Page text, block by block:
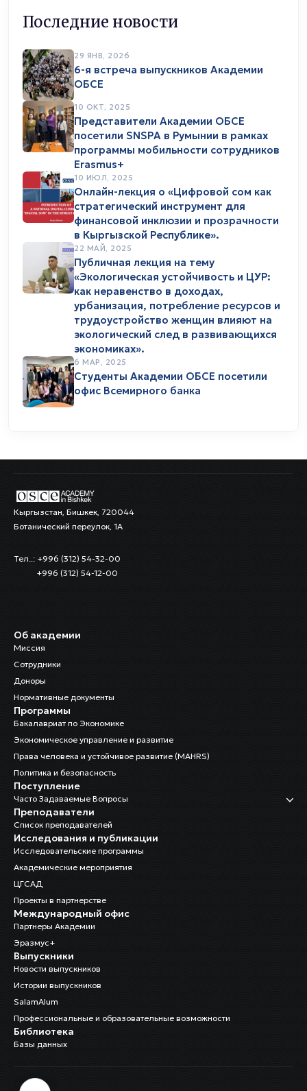
Последние новости
29 ЯНВ, 2026
6-я встреча выпускников Академии
ОБСЕ
10 ОКТ, 2025
Представители Академии ОБСЕ
посетили SNSPA в Румынии в рамках
программы мобильности сотрудников
Erasmus+
10 ИЮЛ, 2025
Онлайн-лекция о «Цифровой сом как
стратегический инструмент для
финансовой инклюзии и прозрачности
в Кыргызской Республике».
22 МАЙ, 2025
Публичная лекция на тему
«Экологическая устойчивость и ЦУР:
как неравенство в доходах,
урбанизация, потребление ресурсов и
трудоустройство женщин влияют на
экологический след в развивающихся
экономиках».
6 МАР, 2025
Студенты Академии ОБСЕ посетили
офис Всемирного банка
Кыргызстан, Бишкек, 720044
Ботанический переулок, 1А
Тел..: +996 (312) 54-32-00
+996 (312) 54-12-00
Об академии
Миссия
Сотрудники
Доноры
Нормативные документы
Программы
Бакалавриат по Экономике
Экономическое управление и развитие
Права человека и устойчивое развитие (MAHRS)
Политика и безопасность
Поступление
Часто Задаваемые Вопросы
Преподаватели
Список преподавателей
Исследования и публикации
Исследовательские программы
Академические мероприятия
ЦГСАД
Проекты в партнерстве
Международный офис
Партнеры Академии
Эразмус+
Выпускники
Новости выпускников
Истории выпускников
SalamAlum
Профессиональные и образовательные возможности
Библиотека
Базы данных